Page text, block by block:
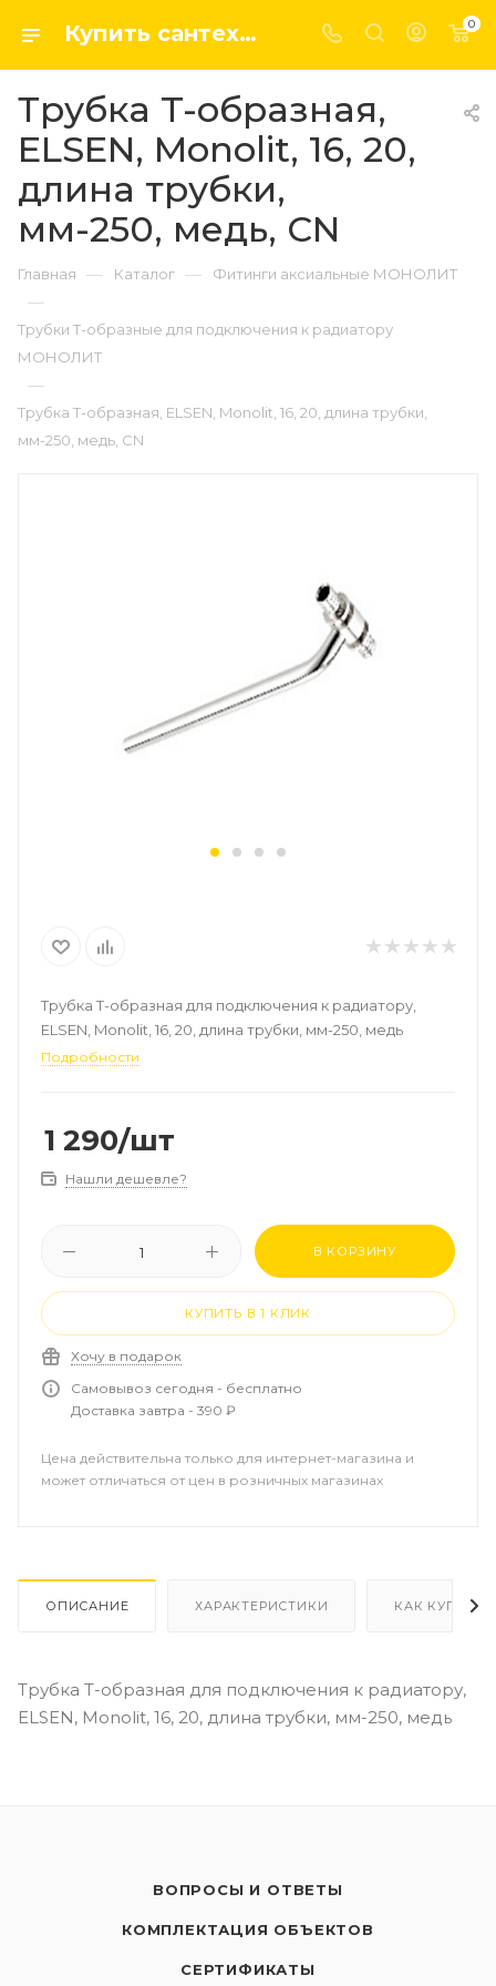
Купить сантехнику, системы отопление и водоснабжения оптом и в розницу в интернет-магазине elsen-opt.ru 0
Трубка T-образная,
ELSEN, Monolit, 16, 20,
длина трубки,
мм-250, медь, CN
Главная — Каталог — Фитинги аксиальные МОНОЛИТ
—
Трубки T-образные для подключения к радиатору
МОНОЛИТ
—
Трубка T-образная, ELSEN, Monolit, 16, 20, длина трубки,
мм-250, медь, CN
Трубка T-образная для подключения к радиатору,
ELSEN, Monolit, 16, 20, длина трубки, мм-250, медь
Подробности
1 290/шт
Нашли дешевле?
В КОРЗИНУ
КУПИТЬ В 1 КЛИК
Хочу в подарок
Самовывоз сегодня - бесплатно
Доставка завтра - 390 ₽
Цена действительна только для интернет-магазина и
может отличаться от цен в розничных магазинах
ОПИСАНИЕ ХАРАКТЕРИСТИКИ КАК КУПИТЬ
Трубка T-образная для подключения к радиатору,
ELSEN, Monolit, 16, 20, длина трубки, мм-250, медь
ВОПРОСЫ И ОТВЕТЫ
КОМПЛЕКТАЦИЯ ОБЪЕКТОВ
СЕРТИФИКАТЫ